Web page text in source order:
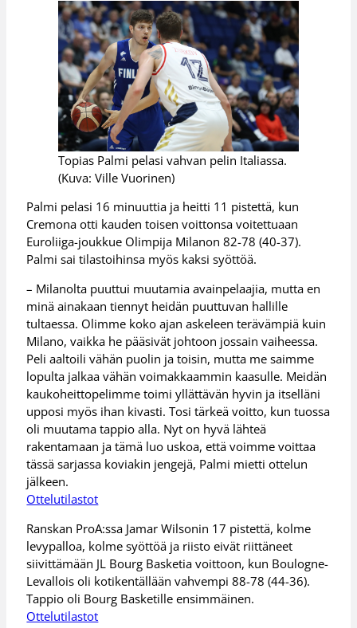
Topias Palmi pelasi vahvan pelin Italiassa.
(Kuva: Ville Vuorinen)
Palmi pelasi 16 minuuttia ja heitti 11 pistettä, kun
Cremona otti kauden toisen voittonsa voitettuaan
Euroliiga-joukkue Olimpija Milanon 82-78 (40-37).
Palmi sai tilastoihinsa myös kaksi syöttöä.
– Milanolta puuttui muutamia avainpelaajia, mutta en
minä ainakaan tiennyt heidän puuttuvan hallille
tultaessa. Olimme koko ajan askeleen terävämpiä kuin
Milano, vaikka he pääsivät johtoon jossain vaiheessa.
Peli aaltoili vähän puolin ja toisin, mutta me saimme
lopulta jalkaa vähän voimakkaammin kaasulle. Meidän
kaukoheittopelimme toimi yllättävän hyvin ja itselläni
upposi myös ihan kivasti. Tosi tärkeä voitto, kun tuossa
oli muutama tappio alla. Nyt on hyvä lähteä
rakentamaan ja tämä luo uskoa, että voimme voittaa
tässä sarjassa koviakin jengejä, Palmi mietti ottelun
jälkeen.
Ottelutilastot
Ranskan ProA:ssa Jamar Wilsonin 17 pistettä, kolme
levypalloa, kolme syöttöä ja riisto eivät riittäneet
siivittämään JL Bourg Basketia voittoon, kun Boulogne-
Levallois oli kotikentällään vahvempi 88-78 (44-36).
Tappio oli Bourg Basketille ensimmäinen.
Ottelutilastot